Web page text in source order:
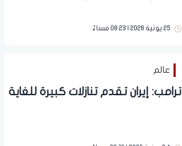
25 يونية 2026 | 08:23 مساءً
عالم
ترامب: إيران تقدم تنازلات كبيرة للغاية